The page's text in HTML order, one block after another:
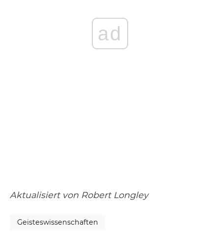
ad
Aktualisiert von Robert Longley
Geisteswissenschaften